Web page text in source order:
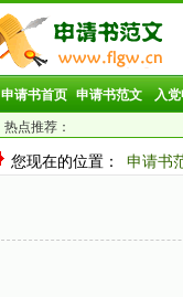
申请书首页 申请书范文 入
热点推荐：
您现在的位置： 申请书